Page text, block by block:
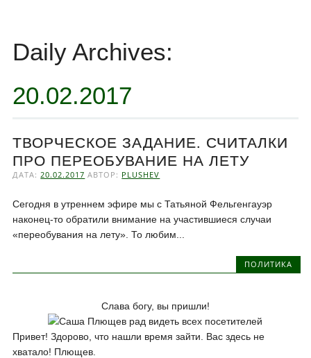
content
Daily Archives:
20.02.2017
ТВОРЧЕСКОЕ ЗАДАНИЕ. СЧИТАЛКИ
ПРО ПЕРЕОБУВАНИЕ НА ЛЕТУ
ДАТА:20.02.2017 АВТОР: PLUSHEV
Сегодня в утреннем эфире мы с Татьяной Фельгенгауэр
наконец-то обратили внимание на участившиеся случаи
«переобувания на лету». То любим...
ПОЛИТИКА
Слава богу, вы пришли!
Привет! Здорово, что нашли время зайти. Вас здесь не
хватало! Плющев.